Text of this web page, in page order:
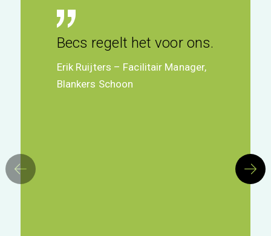
Becs regelt het voor ons.
Erik Ruijters – Facilitair Manager,
Blankers Schoon